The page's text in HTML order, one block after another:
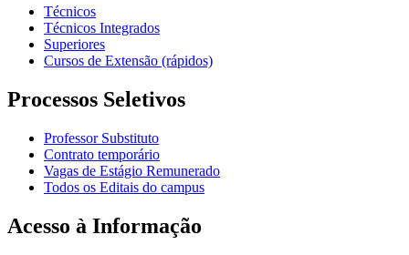
Técnicos
Técnicos Integrados
Superiores
Cursos de Extensão (rápidos)
Processos Seletivos
Professor Substituto
Contrato temporário
Vagas de Estágio Remunerado
Todos os Editais do campus
Acesso à Informação